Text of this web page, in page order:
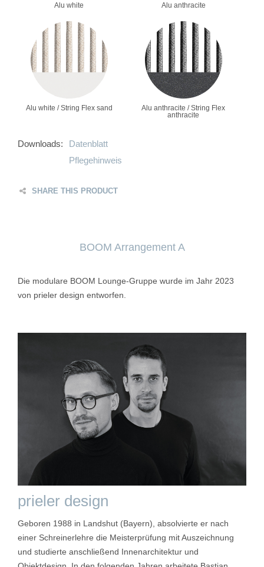
Alu white Alu anthracite
Alu white / String Flex sand
Alu anthracite / String Flex
anthracite
Downloads:
Datenblatt
Pflegehinweis
SHARE THIS PRODUCT
BOOM Arrangement A
Die modulare BOOM Lounge-Gruppe wurde im Jahr 2023
von prieler design entworfen.
prieler design
Geboren 1988 in Landshut (Bayern), absolvierte er nach
einer Schreinerlehre die Meisterprüfung mit Auszeichnung
und studierte anschließend Innenarchitektur und